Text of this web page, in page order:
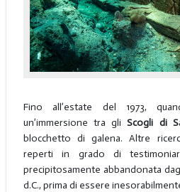
Fino all’estate del 1973,
un’immersione tra gliScogli di
blocchetto di galena. Altre
reperti in grado di
precipitosamente abbandonata
d.C., prima di essere